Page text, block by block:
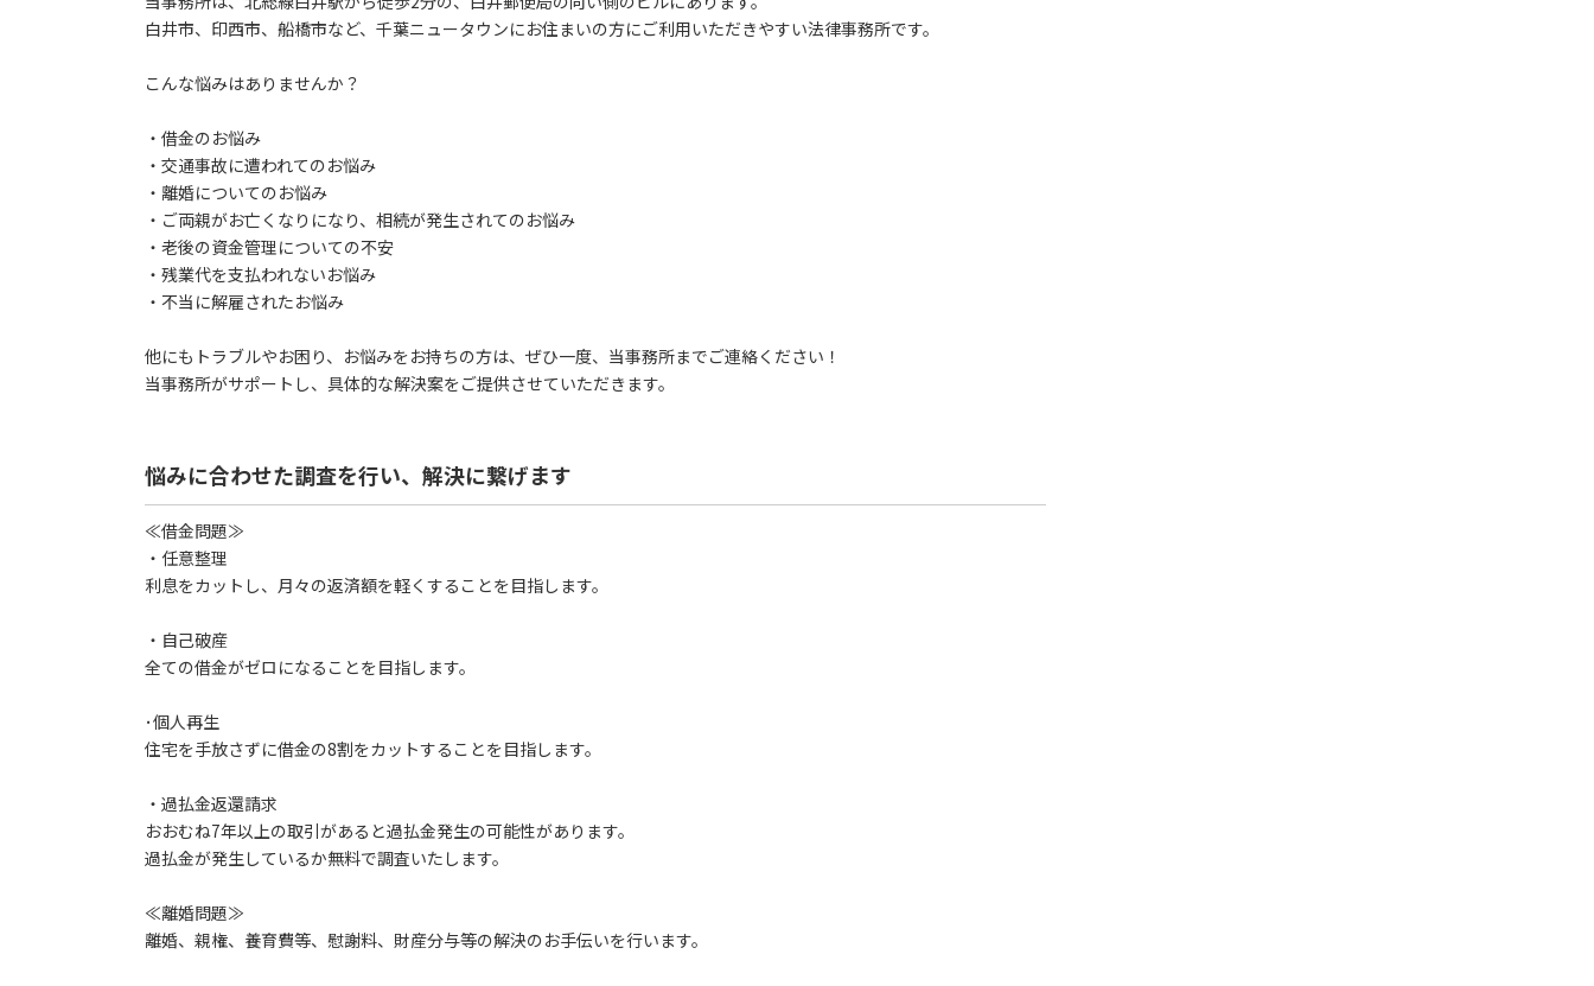
白井市、印西市、船橋市など、千葉ニュータウンにお住まいの方にご利用いただきやすい法律事務所です。
こんな悩みはありませんか？
・借金のお悩み
・交通事故に遭われてのお悩み
・離婚についてのお悩み
・ご両親がお亡くなりになり、相続が発生されてのお悩み
・老後の資金管理についての不安
・残業代を支払われないお悩み
・不当に解雇されたお悩み
他にもトラブルやお困り、お悩みをお持ちの方は、ぜひ一度、当事務所までご連絡ください！
当事務所がサポートし、具体的な解決案をご提供させていただきます。
悩みに合わせた調査を行い、解決に繋げます
≪借金問題≫
・任意整理
利息をカットし、月々の返済額を軽くすることを目指します。
・自己破産
全ての借金がゼロになることを目指します。
･個人再生
住宅を手放さずに借金の8割をカットすることを目指します。
・過払金返還請求
おおむね7年以上の取引があると過払金発生の可能性があります。
過払金が発生しているか無料で調査いたします。
≪離婚問題≫
離婚、親権、養育費等、慰謝料、財産分与等の解決のお手伝いを行います。